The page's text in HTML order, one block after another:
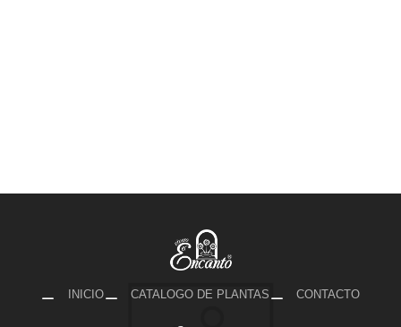
INICIO CATALOGO DE PLANTAS CONTACTO